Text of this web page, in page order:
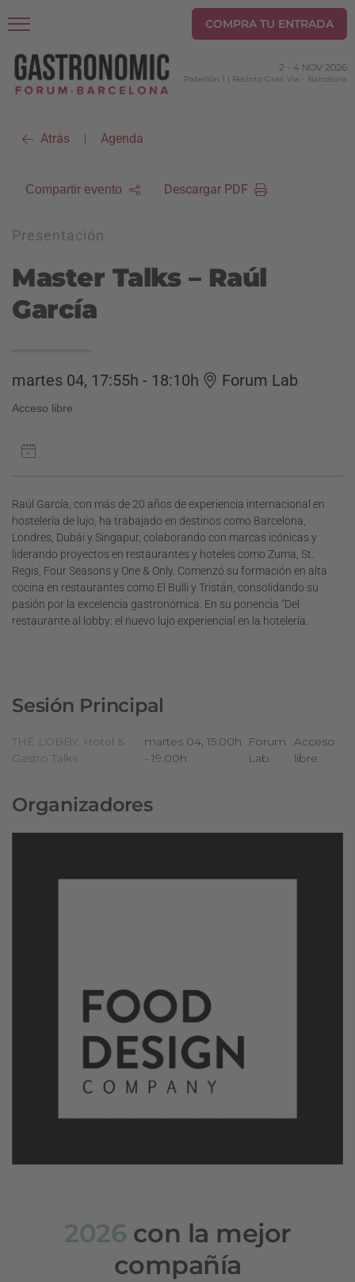
COMPRA TU ENTRADA
2 - 4 NOV 2026
Pabellón 1 | Recinto Gran Via - Barcelona
Atrás | Agenda
Compartir evento Descargar PDF
Presentación
Master Talks – Raúl
García
martes 04, 17:55h - 18:10h Forum Lab
Acceso libre
Raúl García, con más de 20 años de experiencia internacional en
hostelería de lujo, ha trabajado en destinos como Barcelona,
Londres, Dubái y Singapur, colaborando con marcas icónicas y
liderando proyectos en restaurantes y hoteles como Zuma, St.
Regis, Four Seasons y One & Only. Comenzó su formación en alta
cocina en restaurantes como El Bulli y Tristán, consolidando su
pasión por la excelencia gastronómica. En su ponencia “Del
restaurante al lobby: el nuevo lujo experiencial en la hotelería.
Sesión Principal
THE LOBBY. Hotel &
Gastro Talks
martes 04, 15:00h
- 19:00h
Forum
Lab
Acceso
libre
Organizadores
2026 con la mejor
compañía